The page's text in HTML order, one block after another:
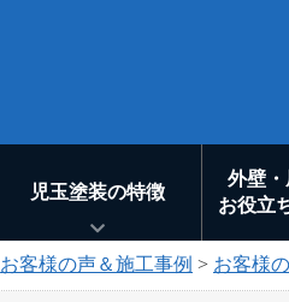
児玉塗装の特徴
外壁
お役立
お客様の声＆施工事例 > お客様